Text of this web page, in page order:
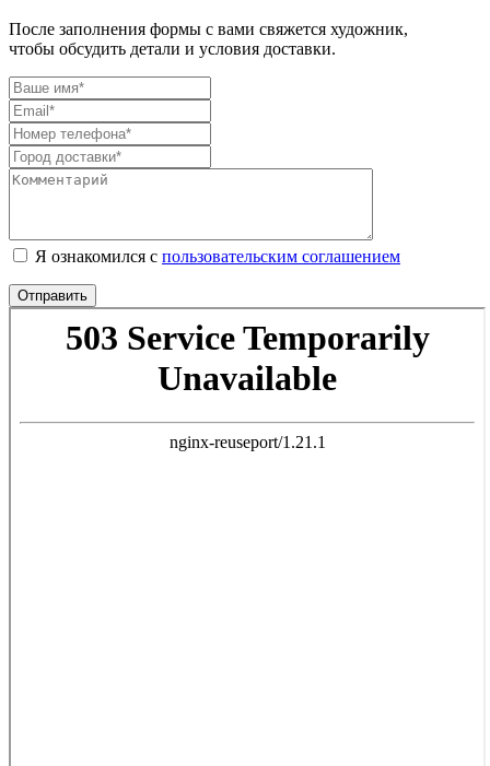
После заполнения формы с вами свяжется художник,
чтобы обсудить детали и условия доставки.
Я ознакомился с пользовательским соглашением